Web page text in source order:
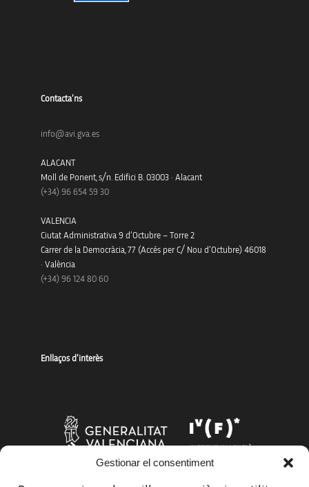
Gestionar el consentiment
Contacta’ns
info@avi.gva.es
ALACANT
Moll de Ponent, s/n. Edifici B. 03003 · Alacant
(+34) 96 654 59 30
VALENCIA
Ciutat Administrativa 9 d’Octubre – Torre 2
Carrer de la Democràcia, 77 (Accés per C/ Nou d’Octubre) 46018
· València
(+34) 96 124 80 60
Enllaços d’interès